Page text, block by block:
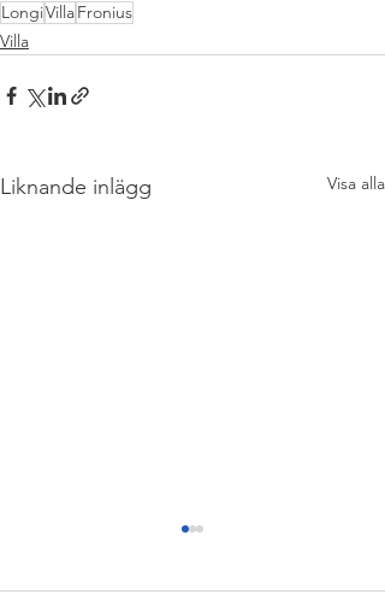
LongiVillaFronius
Villa
Liknande inlägg Visa alla